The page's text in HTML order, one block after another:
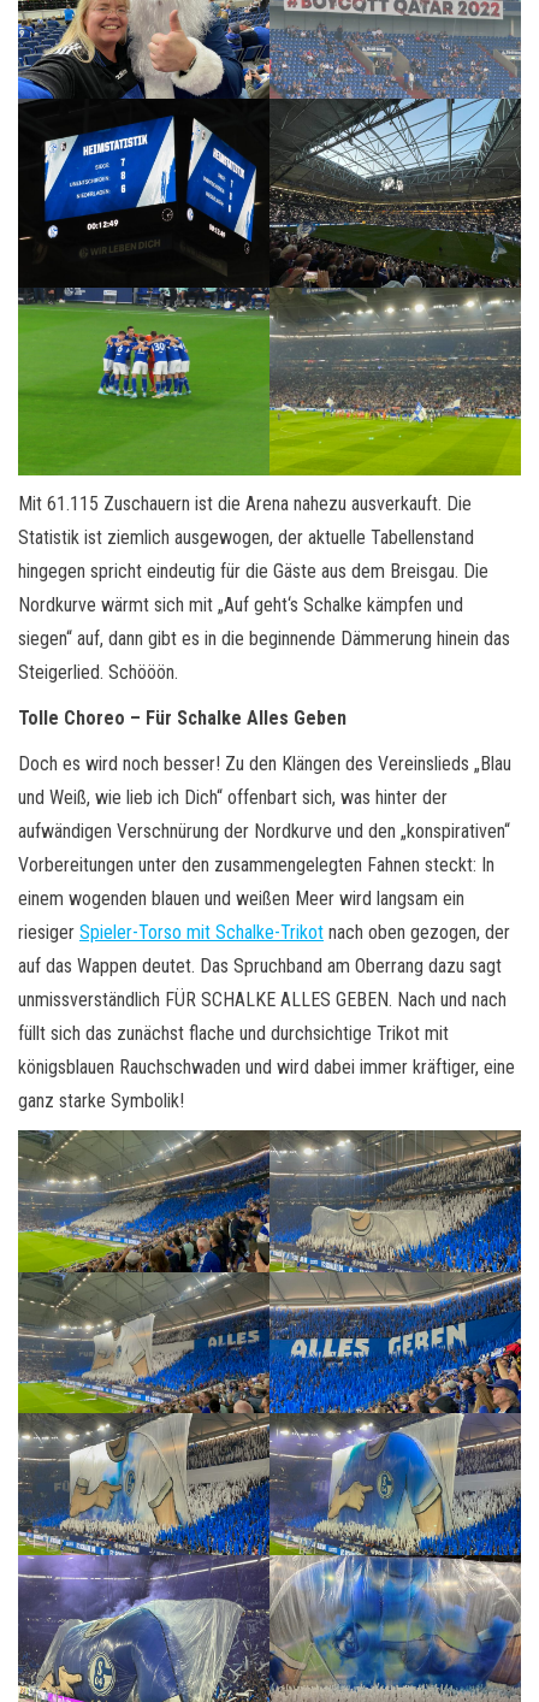
Mit 61.115 Zuschauern ist die Arena nahezu ausverkauft. Die
Statistik ist ziemlich ausgewogen, der aktuelle Tabellenstand
hingegen spricht eindeutig für die Gäste aus dem Breisgau. Die
Nordkurve wärmt sich mit „Auf geht‘s Schalke kämpfen und
siegen“ auf, dann gibt es in die beginnende Dämmerung hinein das
Steigerlied. Schööön.
Tolle Choreo – Für Schalke Alles Geben
Doch es wird noch besser! Zu den Klängen des Vereinslieds „Blau
und Weiß, wie lieb ich Dich“ offenbart sich, was hinter der
aufwändigen Verschnürung der Nordkurve und den „konspirativen“
Vorbereitungen unter den zusammengelegten Fahnen steckt: In
einem wogenden blauen und weißen Meer wird langsam ein
riesiger Spieler-Torso mit Schalke-Trikot nach oben gezogen, der
auf das Wappen deutet. Das Spruchband am Oberrang dazu sagt
unmissverständlich FÜR SCHALKE ALLES GEBEN. Nach und nach
füllt sich das zunächst flache und durchsichtige Trikot mit
königsblauen Rauchschwaden und wird dabei immer kräftiger, eine
ganz starke Symbolik!